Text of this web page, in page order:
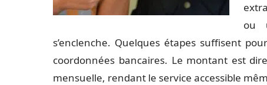
ou
s’enclenche. Quelques étapes suffisent
coordonnées bancaires. Le montant est
mensuelle, rendant le service accessible